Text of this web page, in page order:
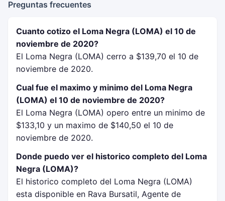
Preguntas frecuentes
Cuanto cotizo el Loma Negra (LOMA) el 10 de
noviembre de 2020?
El Loma Negra (LOMA) cerro a $139,70 el 10 de
noviembre de 2020.
Cual fue el maximo y minimo del Loma Negra
(LOMA) el 10 de noviembre de 2020?
El Loma Negra (LOMA) opero entre un minimo de
$133,10 y un maximo de $140,50 el 10 de
noviembre de 2020.
Donde puedo ver el historico completo del Loma
Negra (LOMA)?
El historico completo del Loma Negra (LOMA)
esta disponible en Rava Bursatil, Agente de